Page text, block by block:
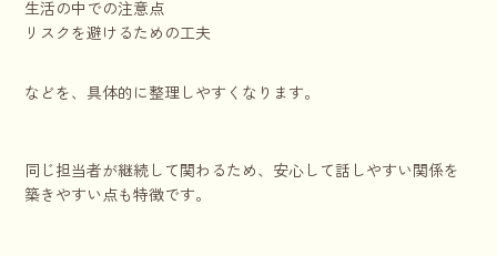
生活の中での注意点
リスクを避けるための工夫
などを、具体的に整理しやすくなります。
同じ担当者が継続して関わるため、安心して話しやすい関係を
築きやすい点も特徴です。